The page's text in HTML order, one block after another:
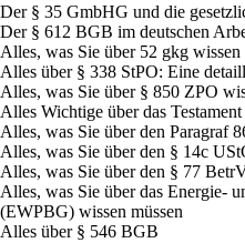
Der § 35 GmbHG und die
Der § 612 BGB im deutschen
Alles, was Sie über 52 gkg wissen
Alles über § 338 StPO: Eine
Alles, was Sie über § 850 ZPO
Alles Wichtige über das
Alles, was Sie über den Paragraf
Alles, was Sie über den § 14c
Alles, was Sie über den § 77
Alles, was Sie über das Energie-
(EWPBG) wissen müssen
Alles über § 546 BGB